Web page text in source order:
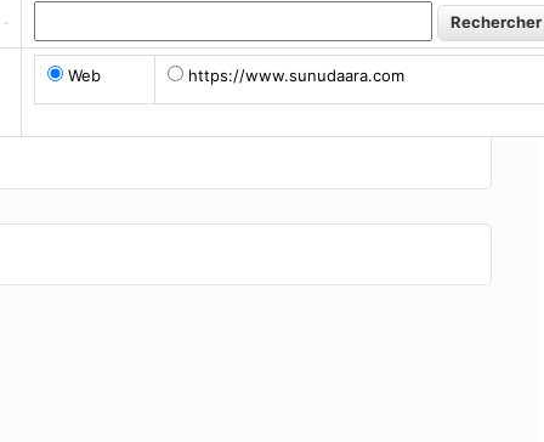
Web https://www.sunudaara.com